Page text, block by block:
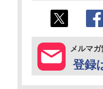
メルマガ
登録